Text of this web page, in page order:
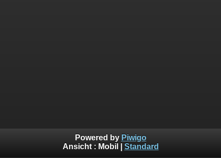
Powered by Piwigo
Ansicht : Mobil Standard